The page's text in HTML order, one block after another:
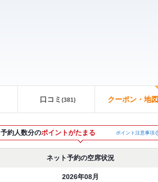
口コミ (381) クーポン・地図
予約人数分のポイントがたまる ポイント注意事項
ネット予約の空席状況
2026年08月